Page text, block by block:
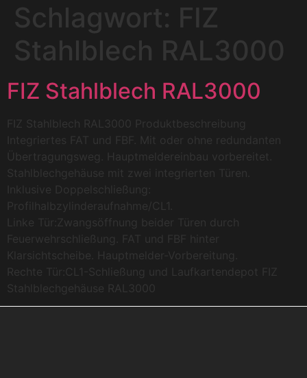
Schlagwort: FIZ
Stahlblech RAL3000
FIZ Stahlblech RAL3000
FIZ Stahlblech RAL3000 Produktbeschreibung
Integriertes FAT und FBF. Mit oder ohne redundanten
Übertragungsweg. Hauptmeldereinbau vorbereitet.
Stahlblechgehäuse mit zwei integrierten Türen.
Inklusive Doppelschließung:
Profilhalbzylinderaufnahme/CL1.
Linke Tür:Zwangsöffnung beider Türen durch
Feuerwehrschließung. FAT und FBF hinter
Klarsichtscheibe. Hauptmelder-Vorbereitung.
Rechte Tür:CL1-Schließung und Laufkartendepot FIZ
Stahlblechgehäuse RAL3000